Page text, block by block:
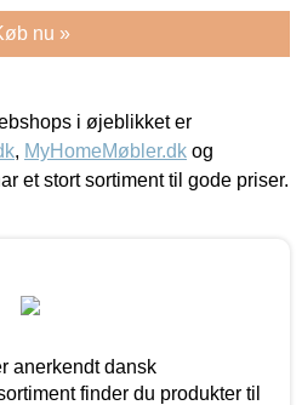
nu »
i øjeblikket er
, MyHomeMøbler.dk og
et stort sortiment til gode priser.
anerkendt dansk
finder du produkter til